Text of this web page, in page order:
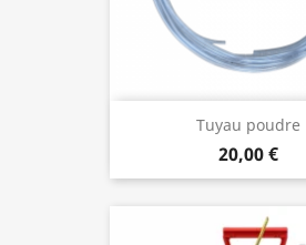
Tuyau poudre
20,00 €